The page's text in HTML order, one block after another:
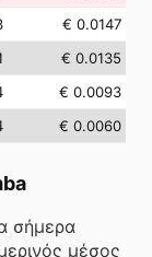
€ 0.0147
€ 0.0135
€ 0.0093
€ 0.0060
σήμερα
μέσος